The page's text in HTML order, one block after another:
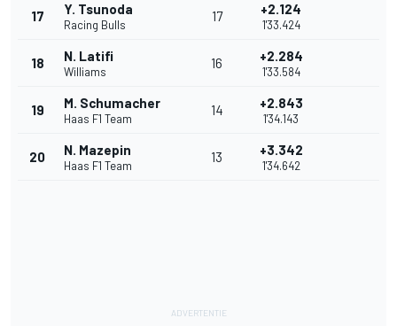
17 Y. Tsunoda
Racing Bulls
17 +2.124
1'33.424
18 N. Latifi
Williams
16 +2.284
1'33.584
19 M. Schumacher
Haas F1 Team
14 +2.843
1'34.143
20 N. Mazepin
Haas F1 Team
13 +3.342
1'34.642